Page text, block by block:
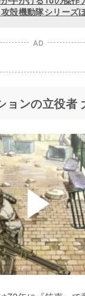
殻機動隊シリーズ
AD
ョンの立役者